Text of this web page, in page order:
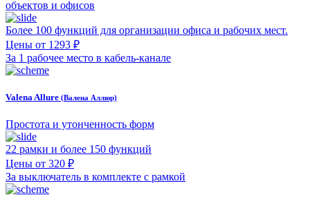
объектов и офисов
Более 100 функций для организации офиса и рабочих мест.
Цены от 1293 ₽
За 1 рабочее место в кабель-канале
Valena Allure (Валена Аллюр)
Простота и утонченность форм
22 рамки и более 150 функций
Цены от 320 ₽
За выключатель в комплекте с рамкой